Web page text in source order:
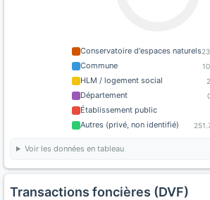
Conservatoire d'espaces naturels
Commune
HLM / logement social
Département
Établissement public
Autres (privé, non identifié)
Voir les données en tableau
Transactions foncières (DVF)